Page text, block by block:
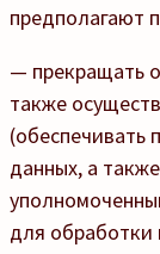
предполагают
— прекращать
также
(обеспечивать
данных, а
для обработки